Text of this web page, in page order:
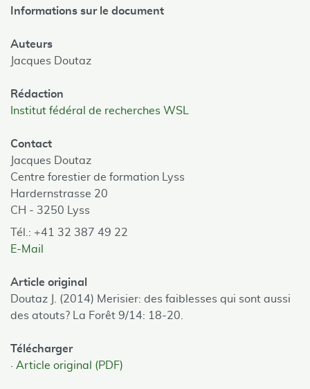
Informations sur le document
Auteurs
Jacques Doutaz
Rédaction
Institut fédéral de recherches WSL
Contact
Jacques Doutaz
Centre forestier de formation Lyss
Hardernstrasse 20
CH - 3250 Lyss
Tél.: +41 32 387 49 22
E-Mail
Article original
Doutaz J. (2014) Merisier: des faiblesses qui sont aussi
des atouts? La Forêt 9/14: 18-20.
Télécharger
Article original (PDF)